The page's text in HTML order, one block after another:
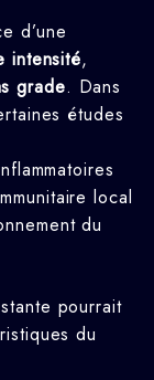
d’une
intensité,
grade. Dans
études
local
du
pourrait
du